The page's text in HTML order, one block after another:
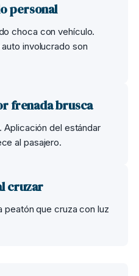
personal
choca con vehículo.
involucrado son
frenada brusca
Aplicación del estándar
al pasajero.
cruzar
peatón que cruza con luz